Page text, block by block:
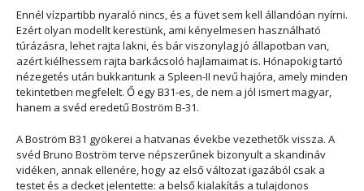
Ennél vízpartibb nyaraló nincs, és a füvet sem kell állandóan nyírni.
Ezért olyan modellt kerestünk, ami kényelmesen használható
túrázásra, lehet rajta lakni, és bár viszonylag jó állapotban van,
azért kiélhessem rajta barkácsoló hajlamaimat is. Hónapokig tartó
nézegetés után bukkantunk a Spleen-II nevű hajóra, amely minden
tekintetben megfelelt. Ő egy B31-es, de nem a jól ismert magyar,
hanem a svéd eredetű Boström B-31.
A Boström B31 gyökerei a hatvanas évekbe vezethetők vissza. A
svéd Bruno Boström terve népszerűnek bizonyult a skandináv
vidéken, annak ellenére, hogy az első változat igazából csak a
testet és a decket jelentette: a belső kialakítás a tulajdonos